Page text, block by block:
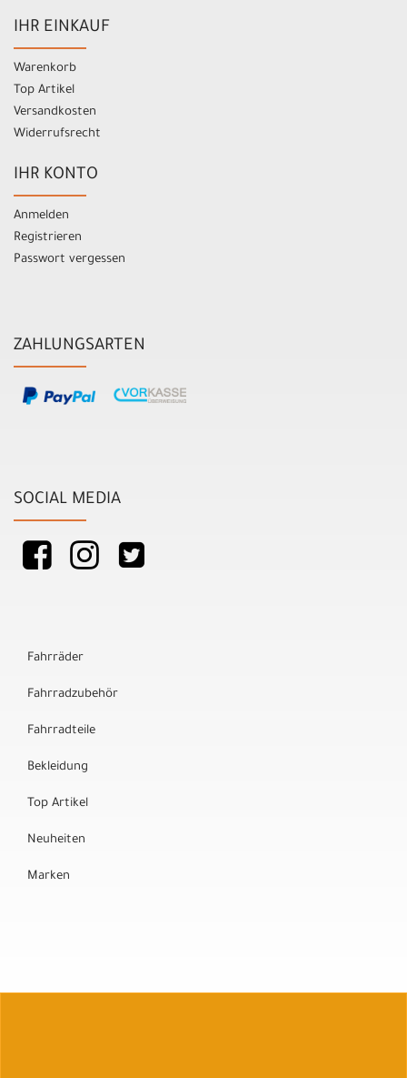
IHR EINKAUF
Warenkorb
Top Artikel
Versandkosten
Widerrufsrecht
IHR KONTO
Anmelden
Registrieren
Passwort vergessen
ZAHLUNGSARTEN
SOCIAL MEDIA
Fahrräder
Fahrradzubehör
Fahrradteile
Bekleidung
Top Artikel
Neuheiten
Marken